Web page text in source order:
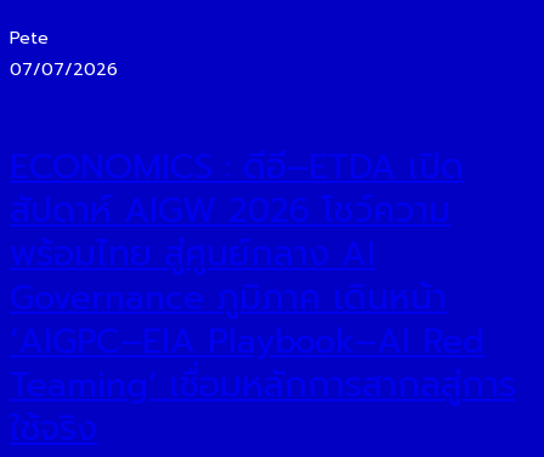
Pete
07/07/2026
ECONOMICS : ดีอี–ETDA เปิด
สัปดาห์ AIGW 2026 โชว์ความ
พร้อมไทย สู่ศูนย์กลาง AI
Governance ภูมิภาค เดินหน้า
‘AIGPC–EIA Playbook–AI Red
Teaming’ เชื่อมหลักการสากลสู่การ
ใช้จริง